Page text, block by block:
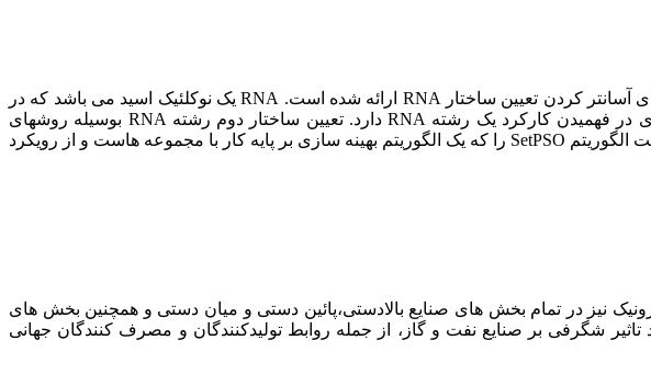
پیش بینی ساختار دوم آر ان ای (RNA) یکی از حوزه های مهم بیوانفورماتیک می باشد و روش های مختلفی برای آسانتر کردن تعیین ساختار RNA ارائه شده است. RNA یک نوکلئیک اسید می باشد که در
ساختار سلول موجودات زنده نقش های مهمی بر عهده دارد. دانستن ساختار RNA نقش بسیار تعیین کننده ای در فهمیدن کارکرد یک رشته RNA دارد. تعیین ساختار دوم رشته RNA بوسیله روشهای
مختلف کامپیوتری به طور متوسط سریع تر و ارزان تر از روش های آزمایشگاهی است. این پایان نامه بر آن است الگوریتم SetPSO را که یک الگوریتم بهینه سازی بر پایه کار با مجموعه هاست و از رویکرد
نیز در تمام بخش های صنایع بالادستی،پائین دستی و میان دستی و همچنین بخش های
شگرفی بر صنایع نفت و گاز، از جمله روابط تولیدکنندگان و مصرف کنندگان جهانی